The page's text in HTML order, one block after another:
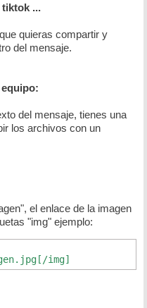
...
quieras compartir y
del mensaje.
del mensaje, tienes una
los archivos con un
el enlace de la imagen
"img" ejemplo:
img]